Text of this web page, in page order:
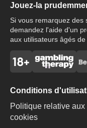
Jouez-la
Si vous remarquez des
demandez l'aide d'un
aux utilisateurs âgés de
Conditions
Politique relative aux
cookies